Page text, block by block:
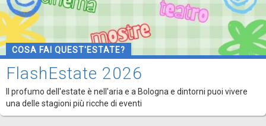
COSA FAI QUEST'ESTATE?
FlashEstate 2026
Il profumo dell'estate è nell'aria e a Bologna e dintorni puoi vivere
una delle stagioni più ricche di eventi